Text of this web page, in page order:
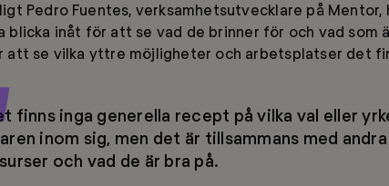
Pedro Fuentes, verksamhetsutvecklare på
blicka inåt för att se vad de brinner för och vad som
att se vilka yttre möjligheter och arbetsplatser det
finns inga generella recept på vilka val eller
inom sig, men det är tillsammans med
och vad de är bra på.